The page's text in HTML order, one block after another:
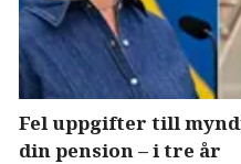
Fel uppgifter till
din pension – i tre år